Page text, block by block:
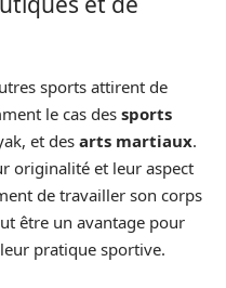
sports attirent de
le cas des sports
et des arts martiaux.
originalité et leur aspect
de travailler son corps
être un avantage pour
pratique sportive.